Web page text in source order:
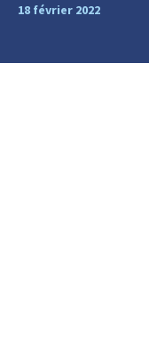
18 février 2022